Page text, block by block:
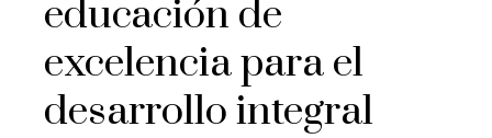
educación de
excelencia para el
desarrollo integral